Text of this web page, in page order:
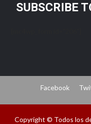
SUBSCRIBE
Facebook
Copyright © Todos los